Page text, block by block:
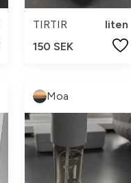
TIRTIR
liten
150 SEK
Moa